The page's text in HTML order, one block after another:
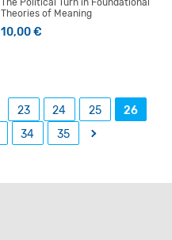
The Political Turn in Foundational
Theories of Meaning
10,00€
23 24 25
26
34 35 →